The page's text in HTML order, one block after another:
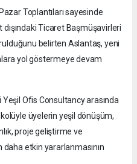
Toplantıları sayesinde
dışındaki Ticaret Başmüşavirleri
belirten Aslantaş, yeni
yol göstermeye devam
Ofis Consultancy arasında
üyelerin yeşil dönüşüm,
proje geliştirme ve
etkin yararlanmasının